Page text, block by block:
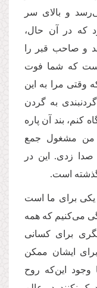
و بالای سر
که در آن حال،
و صاحب قبر را
که شما فوت
وقتی مرا به این
به گردن
کنم، بند آن پاره
من مشغول جمع
زدی. این در
است.
برای ما است
می‌کنیم که همه
برای کسانی
ایشان ممکن
وجود این‌که روح